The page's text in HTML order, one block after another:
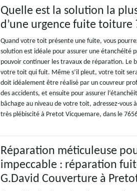
Quelle est la solution la
d’une urgence fuite toiture
Quand votre toit présente une fuite, vous
solution est idéale pour assurer une étanchéité
pouvoir continuer les travaux de réparation. Le
votre toit qui fuit. Même s’il pleut, votre toit
doit idéalement être réalisé par un couvreur
des accidents, et ensuite pour assurer
bâchage au niveau de votre toit, adressez-vous
très plébiscité à Pretot Vicquemare, dans le
Réparation méticuleuse
impeccable : réparation
G.David Couverture à